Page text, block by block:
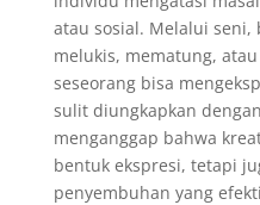
atau sosial. Melalui seni,
melukis, mematung,
seseorang bisa
sulit diungkapkan
menganggap bahwa
bentuk ekspresi, tetapi
penyembuhan yang